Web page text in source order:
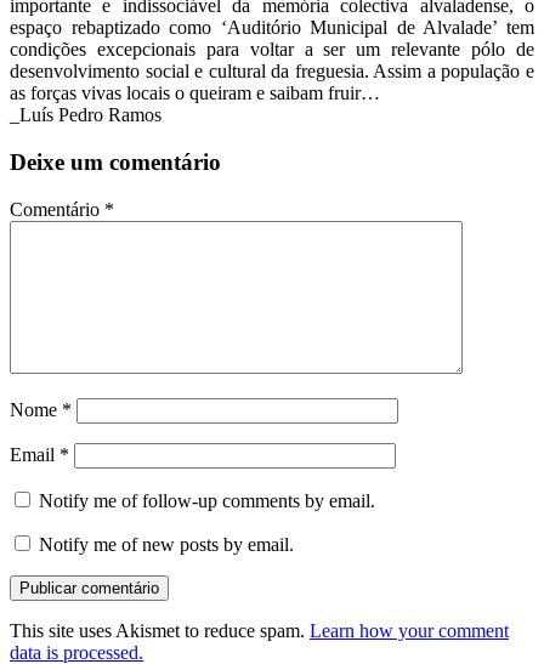
importante e indissociável da memória colectiva alvaladense, o
espaço rebaptizado como ‘Auditório Municipal de Alvalade’ tem
condições excepcionais para voltar a ser um relevante pólo de
desenvolvimento social e cultural da freguesia. Assim a população e
as forças vivas locais o queiram e saibam fruir…
_Luís Pedro Ramos
Deixe um comentário
Comentário *
Nome *
Email *
Notify me of follow-up comments by email.
Notify me of new posts by email.
This site uses Akismet to reduce spam. Learn how your comment
data is processed.